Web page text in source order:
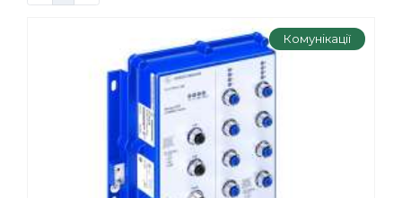
Комунікації